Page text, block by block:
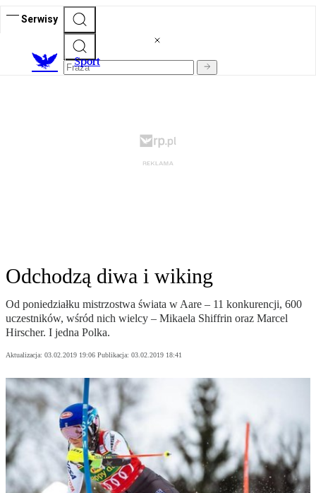
Serwisy
Sport
Odchodzą diwa i wiking
Od poniedziałku mistrzostwa świata w Aare – 11 konkurencji, 600
uczestników, wśród nich wielcy – Mikaela Shiffrin oraz Marcel
Hirscher. I jedna Polka.
Aktualizacja: 03.02.2019 19:06 Publikacja: 03.02.2019 18:41